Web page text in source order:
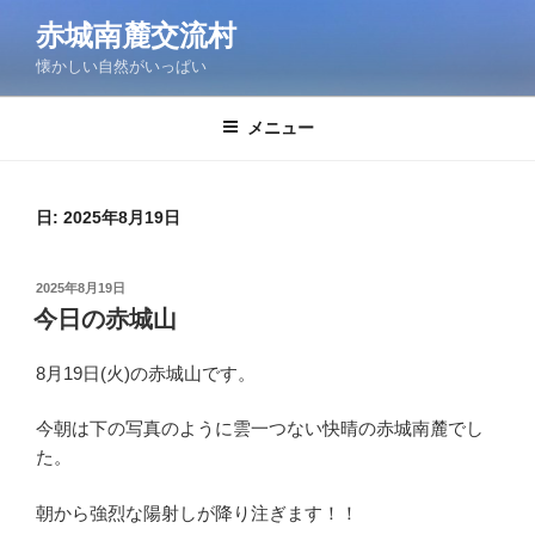
ン
赤城南麓交流村
懐かしい自然がいっぱい
メニュー
日: 2025年8月19日
投
稿
日:
2025年8月19日
今日の赤城山
8月19日(火)の赤城山です。
今朝は下の写真のように雲一つない快晴の赤城南麓でし
た。
朝から強烈な陽射しが降り注ぎます！！